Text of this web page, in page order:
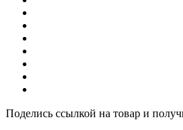
Поделись ссылкой на товар и